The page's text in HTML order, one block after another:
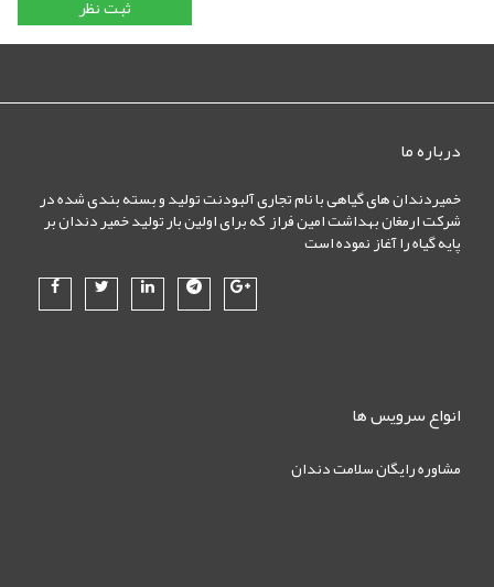
درباره ما
خمیردندان های گیاهی با نام تجاری آلبودنت تولید و بسته بندی شده در
شرکت ارمغان بهداشت امین فراز که برای اولین بار تولید خمیر دندان بر
پایه گیاه را آغاز نموده است
انواع سرویس ها
مشاوره رایگان سلامت دندان